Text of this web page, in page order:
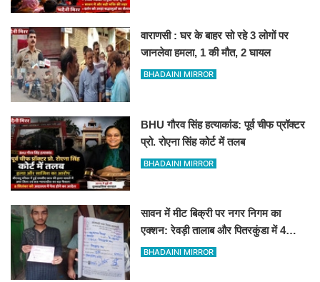
वाराणसी : घर के बाहर सो रहे 3 लोगों पर
जानलेवा हमला, 1 की मौत, 2 घायल
BHADAINI MIRROR
BHU गौरव सिंह हत्याकांड: पूर्व चीफ प्रॉक्टर
प्रो. रोएना सिंह कोर्ट में तलब
BHADAINI MIRROR
सावन में मीट बिक्री पर नगर निगम का
एक्शन: रेवड़ी तालाब और पितरकुंडा में 4
दुकानों पर गिरी गाज
BHADAINI MIRROR